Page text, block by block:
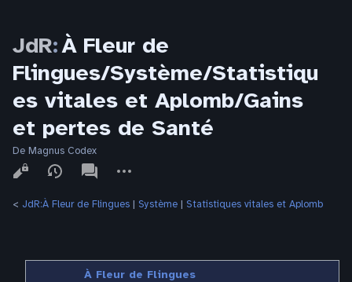
JdR:À Fleur de
Flingues/Système/Statistiqu
es vitales et Aplomb/Gains
et pertes de Santé
De Magnus Codex
Affichages
associated-
pages
actions
< JdR:À Fleur de Flingues ‎ | Système ‎ | Statistiques vitales et Aplomb
À Fleur de Flingues